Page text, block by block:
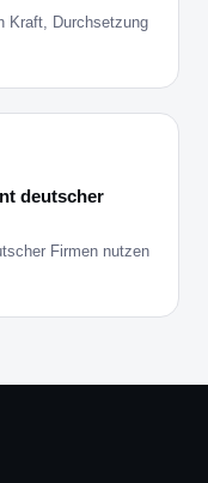
Kraft, Durchsetzung
deutscher
Firmen nutzen